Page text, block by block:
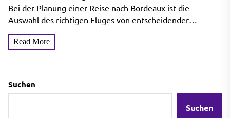
Bei der Planung einer Reise nach Bordeaux ist die
Auswahl des richtigen Fluges von entscheidender
Bedeutung, um...
Read More
Suchen
Suchen